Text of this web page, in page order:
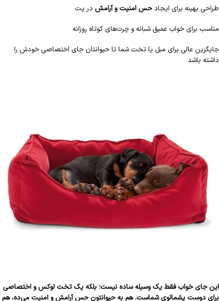
طراحی بهینه برای ایجاد حس امنیت و آرامش در پت
مناسب برای خواب عمیق شبانه و چرت‌های کوتاه روزانه
جایگزین عالی برای مبل یا تخت شما تا حیوانتان جای اختصاصی خودش را
داشته باشد
این جای خواب فقط یک وسیله ساده نیست؛ بلکه یک تخت لوکس و اختصاصی
برای دوست پشمالوی شماست. هم به حیوانتون حس آرامش و امنیت می‌ده، هم